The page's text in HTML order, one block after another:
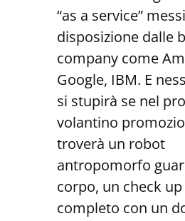
“as a service”
disposizione dalle
company come
Google, IBM. E
si stupirà se nel
volantino
troverà un robot
antropomorfo
corpo, un check
completo con un